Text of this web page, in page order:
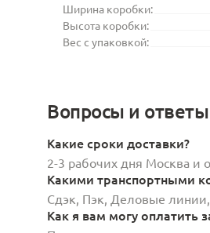
Ширина коробки:
Высота коробки:
Вес с упаковкой:
Вопросы и ответы
Какие сроки доставки?
2-3 рабочих дня Москва и
Какими транспортными
Сдэк, Пэк, Деловые
Как я вам могу оплатить